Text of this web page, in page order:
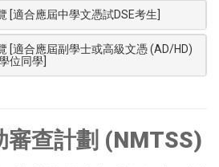
[適合應屆中學文憑試DSE考生]
[適合應屆副學士或高級文憑 (AD/HD)
位同學]
審查計劃 (NMTSS)